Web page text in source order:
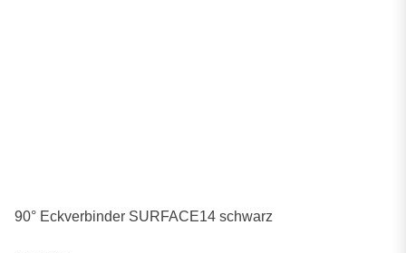
90° Eckverbinder SURFACE14 schwarz